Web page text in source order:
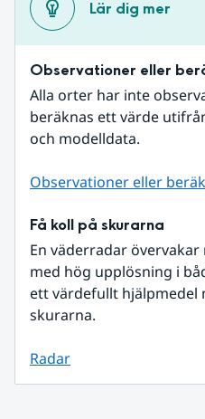
Lär dig mer
Observationer eller
Alla orter har inte
beräknas ett värde
och modelldata.
Observationer eller
Få koll på skurarna
En väderradar
med hög upplösning i
ett värdefullt hjälpmedel
skurarna.
Radar